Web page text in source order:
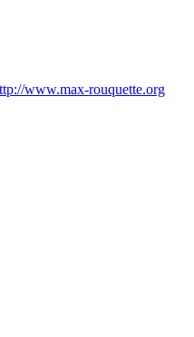
www.max-rouquette.org